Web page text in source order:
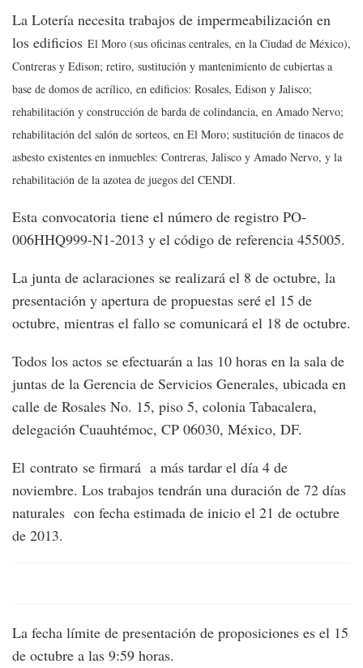
La Lotería necesita trabajos de impermeabilización en
los edificios El Moro (sus oficinas centrales, en la Ciudad de México),
Contreras y Edison; retiro, sustitución y mantenimiento de cubiertas a
base de domos de acrílico, en edificios: Rosales, Edison y Jalisco;
rehabilitación y construcción de barda de colindancia, en Amado Nervo;
rehabilitación del salón de sorteos, en El Moro; sustitución de tinacos de
asbesto existentes en inmuebles: Contreras, Jalisco y Amado Nervo, y la
rehabilitación de la azotea de juegos del CENDI.
Esta convocatoria tiene el número de registro PO-
006HHQ999-N1-2013 y el código de referencia 455005.
La junta de aclaraciones se realizará el 8 de octubre, la
presentación y apertura de propuestas seré el 15 de
octubre, mientras el fallo se comunicará el 18 de octubre.
Todos los actos se efectuarán a las 10 horas en la sala de
juntas de la Gerencia de Servicios Generales, ubicada en
calle de Rosales No. 15, piso 5, colonia Tabacalera,
delegación Cuauhtémoc, CP 06030, México, DF.
El contrato se firmará a más tardar el día 4 de
noviembre. Los trabajos tendrán una duración de 72 días
naturales con fecha estimada de inicio el 21 de octubre
de 2013.
La fecha límite de presentación de proposiciones es el 15
de octubre a las 9:59 horas.